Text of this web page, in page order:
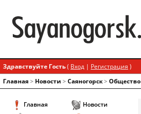
Здравствуйте Гость( Вход | Регистрация )
Главная> Новости > Cаяногорск> Общество
Главная
Новости